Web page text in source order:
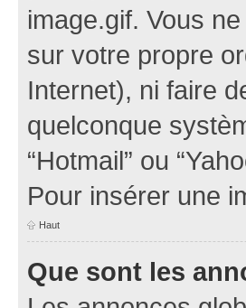
image.gif. Vous
sur votre propre
Internet), ni faire
quelconque
“Hotmail” ou
Pour insérer une
Haut
Que sont les